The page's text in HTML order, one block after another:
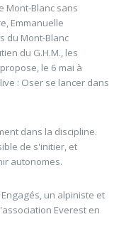
Mont-Blanc sans
Emmanuelle
du Mont-Blanc
du G.H.M., les
le 6 mai à
: Oser se lancer dans
dans la discipline.
de s'initier, et
autonomes.
un alpiniste et
Everest en